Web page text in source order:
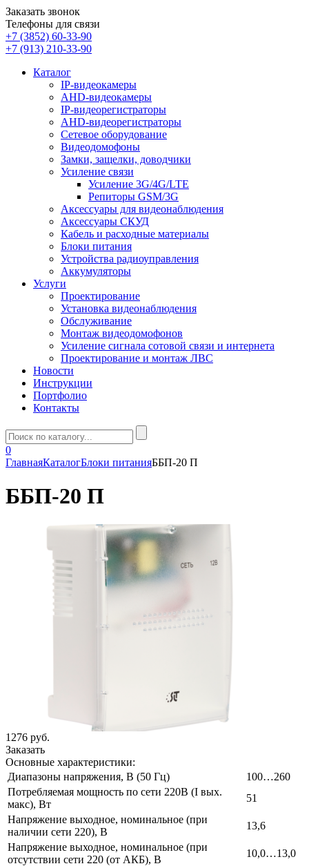
Заказать звонок
Телефоны для связи
+7 (3852) 60-33-90
+7 (913) 210-33-90
Каталог
IP-видеокамеры
AHD-видеокамеры
IP-видеорегистраторы
AHD-видеорегистраторы
Сетевое оборудование
Видеодомофоны
Замки, защелки, доводчики
Усиление связи
Усиление 3G/4G/LTE
Репиторы GSM/3G
Аксессуары для видеонаблюдения
Аксессуары СКУД
Кабель и расходные материалы
Блоки питания
Устройства радиоуправления
Аккумуляторы
Услуги
Проектирование
Установка видеонаблюдения
Обслуживание
Монтаж видеодомофонов
Усиление сигнала сотовой связи и интернета
Проектирование и монтаж ЛВС
Новости
Инструкции
Портфолио
Контакты
0
ГлавнаяКаталогБлоки питанияББП-20 П
ББП-20 П
1276 руб.
Заказать
Основные характеристики:
Диапазоны напряжения, В (50 Гц)
100…260
Потребляемая мощность по сети 220В (I вых.
макс), Вт
51
Напряжение выходное, номинальное (при
наличии сети 220), В
13,6
Напряжение выходное, номинальное (при
отсутствии сети 220 (от АКБ), В
10,0…13,0